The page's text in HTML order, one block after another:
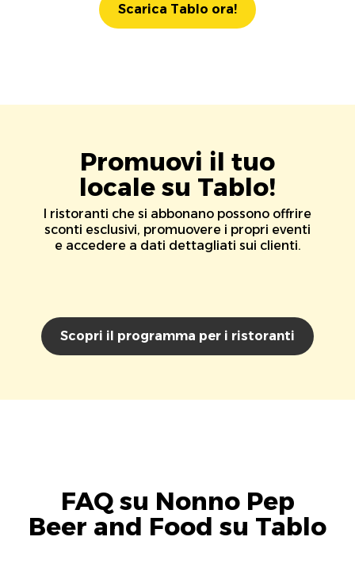
Scarica Tablo ora!
Promuovi il tuo
locale su Tablo!
I ristoranti che si abbonano possono offrire
sconti esclusivi, promuovere i propri eventi
e accedere a dati dettagliati sui clienti.
Scopri il programma per i ristoranti
FAQ su Nonno Pep
Beer and Food su Tablo